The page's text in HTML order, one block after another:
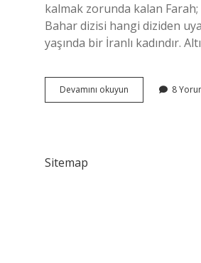
kalmak zorunda kalan Farah;
Bahar dizisi hangi diziden
yaşında bir İranlı kadındır.
Devamını okuyun
Farah
8
Sitemap